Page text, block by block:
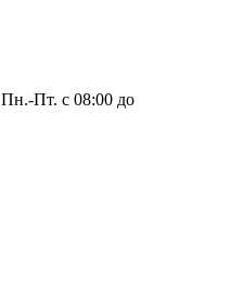
Пн.-Пт. с 08:00 до